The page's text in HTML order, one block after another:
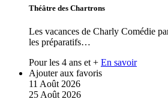
Théâtre des Chartrons
Les vacances de Charly Comédie
les préparatifs…
Pour les 4 ans et + En savoir
Ajouter aux favoris
11 Août 2026
25 Août 2026